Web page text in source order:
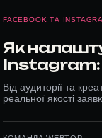
FACEBOOK ТА
Як
Instagram:
Від аудиторії та
реальної якості